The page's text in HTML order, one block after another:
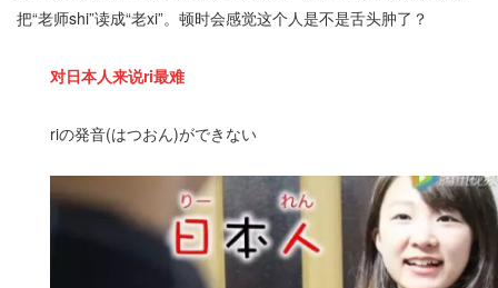
把“老师shi”读成“老xi”。顿时会感觉这个人是不是舌头肿了？
对日本人来说ri最难
riの発音(はつおん)ができない